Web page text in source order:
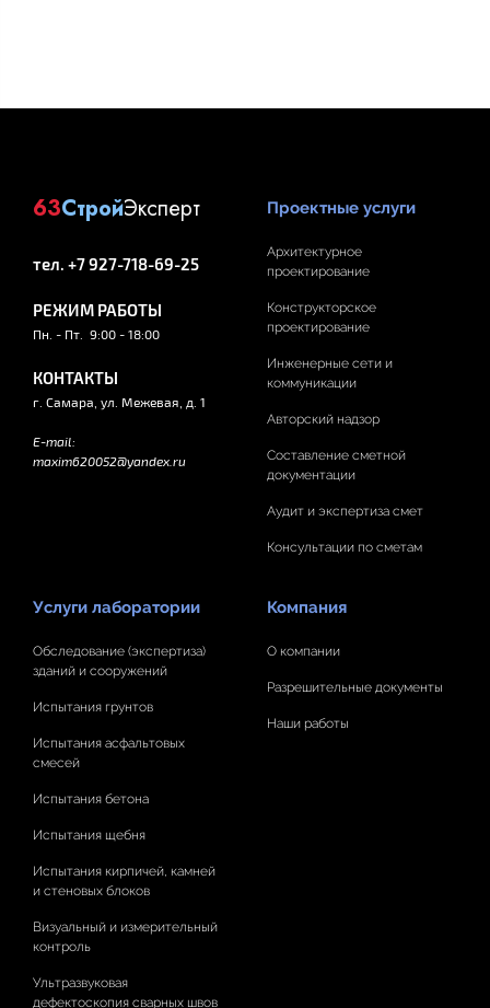
63СтройЭксперт
тел. +7 927-718-69-25
РЕЖИМ РАБОТЫ
Пн. - Пт. 9:00 - 18:00
КОНТАКТЫ
г. Самара, ул. Межевая, д. 1
E-mail:
maxim620052@yandex.ru
Проектные услуги
Архитектурное
проектирование
Конструкторское
проектирование
Инженерные сети и
коммуникации
Авторский надзор
Составление сметной
документации
Аудит и экспертиза смет
Консультации по сметам
Услуги лаборатории
Обследование (экспертиза)
зданий и сооружений
Испытания грунтов
Испытания асфальтовых
смесей
Испытания бетона
Испытания щебня
Испытания кирпичей, камней
и стеновых блоков
Визуальный и измерительный
контроль
Ультразвуковая
дефектоскопия сварных швов
Компания
О компании
Разрешительные документы
Наши работы